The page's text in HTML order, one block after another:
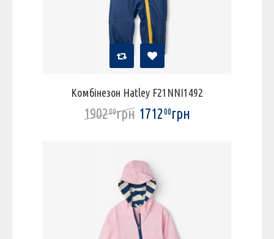
Комбінезон Hatley F21NNI1492
190200грн 171200грн